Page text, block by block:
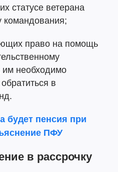
статусе ветерана
командования;
право на помощь
необходимо
в
будет пенсия при
ПФУ
в рассрочку